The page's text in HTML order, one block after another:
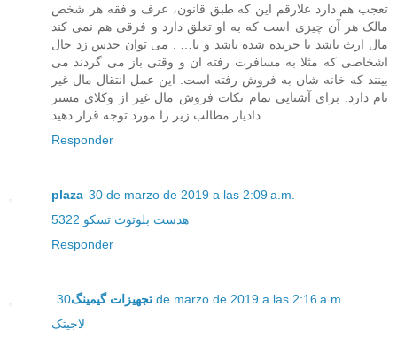
تعجب هم دارد علارقم این که طبق قانون، عرف و فقه هر شخص
مالک هر آن چیزی است که به او تعلق دارد و فرقی هم نمی کند
مال ارث باشد یا خریده شده باشد و یا… . می توان حدس زد حال
اشخاصی که مثلا به مسافرت رفته ان و وقتی باز می گردند می
بینند که خانه شان به فروش رفته است. این عمل انتقال مال غیر
نام دارد. برای آشنایی تمام نکات فروش مال غیر از وکلای مستر
دادیار مطالب زیر را مورد توجه قرار دهید.
Responder
plaza 30 de marzo de 2019 a las 2:09 a.m.
هدست بلوتوث تسکو 5322
Responder
تجهیزات گیمینگ 30 de marzo de 2019 a las 2:16 a.m.
لاجیتک